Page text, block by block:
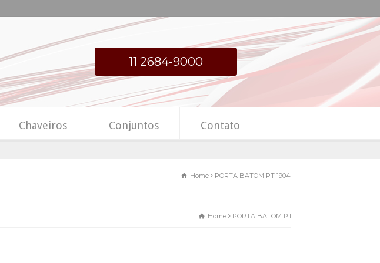
11 2684-9000
Chaveiros Conjuntos Contato
Home PORTA BATOM PT 1904
Home PORTA BATOM PT 1904